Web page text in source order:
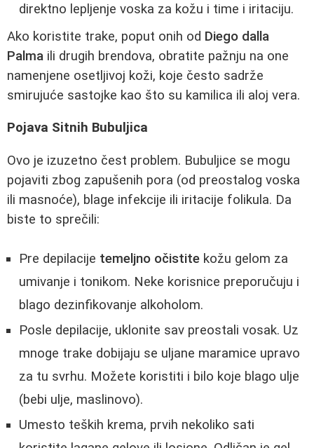
direktno lepljenje voska za kožu i time i iritaciju.
Ako koristite trake, poput onih od Diego dalla
Palma ili drugih brendova, obratite pažnju na one
namenjene osetljivoj koži, koje često sadrže
smirujuće sastojke kao što su kamilica ili aloj vera.
Pojava Sitnih Bubuljica
Ovo je izuzetno čest problem. Bubuljice se mogu
pojaviti zbog zapušenih pora (od preostalog voska
ili masnoće), blage infekcije ili iritacije folikula. Da
biste to sprečili:
Pre depilacije temeljno očistite kožu gelom za
umivanje i tonikom. Neke korisnice preporučuju i
blago dezinfikovanje alkoholom.
Posle depilacije, uklonite sav preostali vosak. Uz
mnoge trake dobijaju se uljane maramice upravo
za tu svrhu. Možete koristiti i bilo koje blago ulje
(bebi ulje, maslinovo).
Umesto teških krema, prvih nekoliko sati